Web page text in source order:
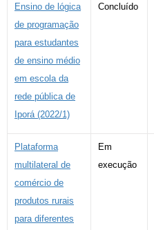
Ensino de lógica
de programação
para estudantes
de ensino médio
em escola da
rede pública de
Iporá (2022/1)
Concluído
Plataforma
multilateral de
comércio de
produtos rurais
para diferentes
Em
execução